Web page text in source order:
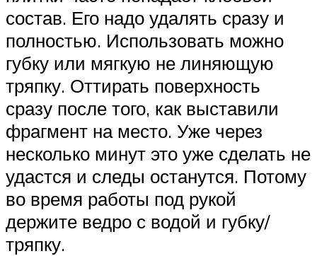
состав. Его надо удалять сразу и
полностью. Использовать можно
губку или мягкую не линяющую
тряпку. Оттирать поверхность
сразу после того, как выставили
фрагмент на место. Уже через
несколько минут это уже сделать не
удастся и следы останутся. Потому
во время работы под рукой
держите ведро с водой и губку/
тряпку.